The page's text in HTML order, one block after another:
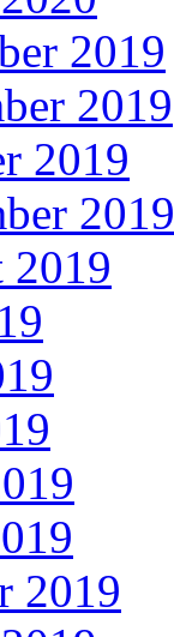
2019
2019
2019
2019
2019
2019